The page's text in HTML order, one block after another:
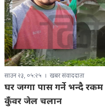
साउन २३, ०५:२५ खबर संवाददाता
घर जग्गा पास गर्ने भन्दै
कुँवर जेल चलान